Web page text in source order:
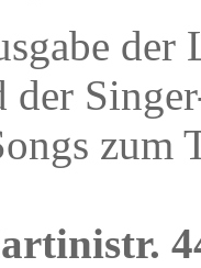
der
zum